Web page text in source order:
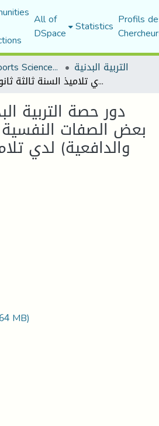
All of
DSpace Statistics Profils
Institute of Sports Sciences and Techniques التربية البدنية
دور حصة التربية البدنية في تنمية بعض الصفات النفسية (الثقة بالنفس والدافعية) لدي تلاميذ السنة ثالثة ثانوي
دور حصة التربية
بعض الصفات
والدافعية) لدي
MB)